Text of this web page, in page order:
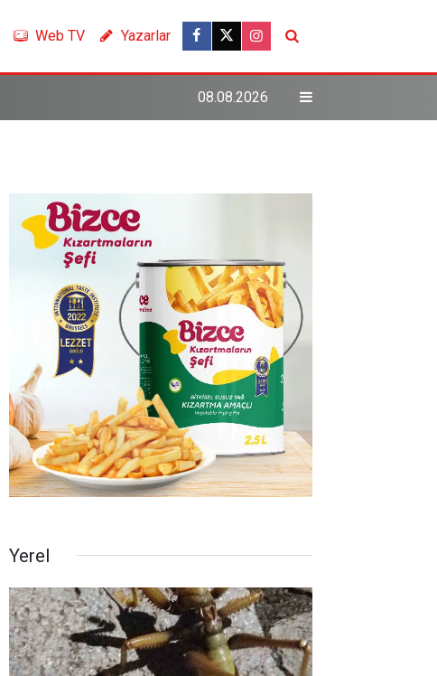
Web TV Yazarlar
08.08.2026
Yerel